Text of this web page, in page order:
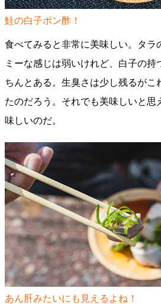
鮭の白子ポン酢！
食べてみると非常に美味しい。タラ
ミーな感じは弱いけれど、白子の持
ちんとある。生臭さは少し残るがこ
たのだろう。それでも美味しいと思
味しいのだ。
あん肝みたいにも見えるよね！